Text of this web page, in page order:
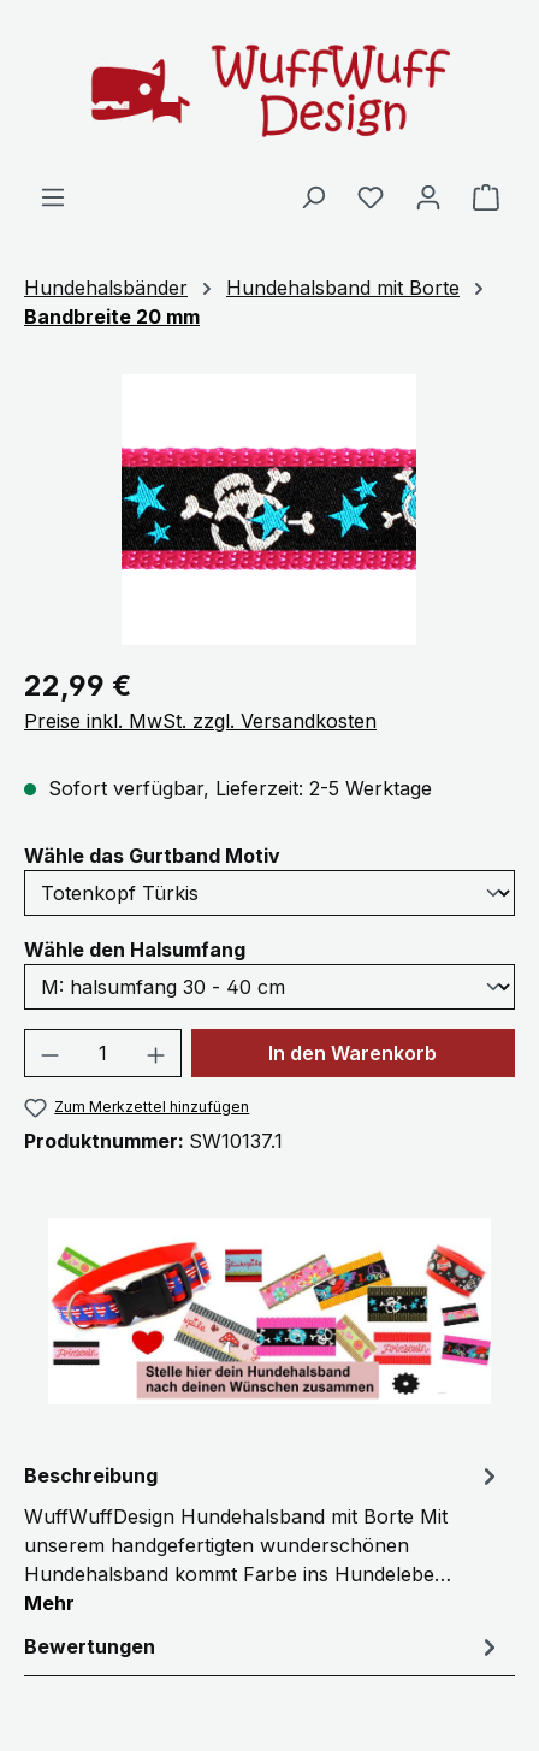
Hundehalsbänder
Hundehalsband mit Borte
Bandbreite 20 mm
Regulärer Preis:
22,99 €
Preise inkl. MwSt. zzgl. Versandkosten
Sofort verfügbar, Lieferzeit: 2-5 Werktage
Wähle das Gurtband Motivauswählen
Wähle den Halsumfangauswählen
Produkt Anzahl: Gib denIn den Warenkorb
Zum Merkzettel hinzufügen
Produktnummer: SW10137.1
Beschreibung
WuffWuffDesign Hundehalsband mit Borte Mit
unserem handgefertigten wunderschönen
Hundehalsband kommt Farbe ins Hundelebe…
Mehr
Bewertungen